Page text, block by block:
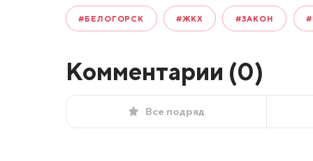
#БЕЛОГОРСК #ЖКХ #ЗАКОН
Комментарии (0)
Все подряд